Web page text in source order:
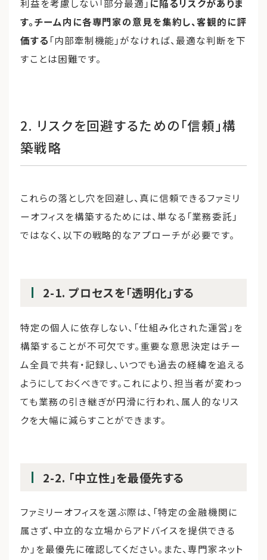
利益を考慮しない「部分最適」 に陥るリスクがありま
す。チーム内に各専門家の意見を集約し、客観的に評
価する 「内部牽制機能」がなければ、最適な判断を下
すことは困難です。
2. リスクを回避するための「信頼」構
築戦略
これらの落とし穴を回避し、真に信頼できるファミリ
ーオフィスを構築するためには、単なる「業務委託」
ではなく、以下の戦略的なアプローチが必要です。
2-1. プロセスを「透明化」する
特定の個人に依存しない、「仕組み化された運営」を
構築することが不可欠です。重要な意思決定はチー
ム全員で共有・記録し、いつでも過去の経緯を追える
ようにしておくべきです。これにより、担当者が変わっ
ても業務の引き継ぎが円滑に行われ、属人的なリス
クを大幅に減らすことができます。
2-2. 「中立性」を最優先する
ファミリーオフィスを選ぶ際は、「特定の金融機関に
属さず、中立的な立場からアドバイスを提供できる
か」を最優先に確認してください。また、専門家ネット